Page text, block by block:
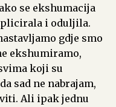
se ekshumacija
i oduljila.
gdje smo
ekshumiramo,
koji su
sad ne nabrajam,
Ali ipak jednu